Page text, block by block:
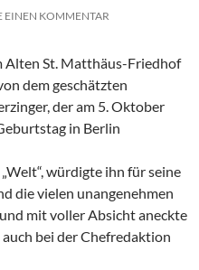
EINEN KOMMENTAR
Alten St. Matthäus-Friedhof
dem geschätzten
der am 5. Oktober
in Berlin
würdigte ihn für seine
die vielen unangenehmen
mit voller Absicht aneckte
bei der Chefredaktion